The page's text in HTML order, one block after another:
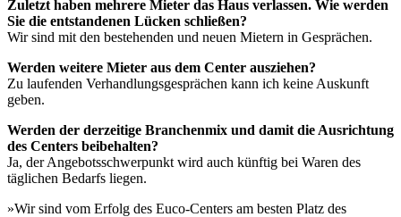
Zuletzt haben mehrere Mieter das Haus verlassen. Wie werden
Sie die entstandenen Lücken schließen?
Wir sind mit den bestehenden und neuen Mietern in Gesprächen.
Werden weitere Mieter aus dem Center ausziehen?
Zu laufenden Verhandlungsgesprächen kann ich keine Auskunft
geben.
Werden der derzeitige Branchenmix und damit die Ausrichtung
des Centers beibehalten?
Ja, der Angebotsschwerpunkt wird auch künftig bei Waren des
täglichen Bedarfs liegen.
»Wir sind vom Erfolg des Euco-Centers am besten Platz des